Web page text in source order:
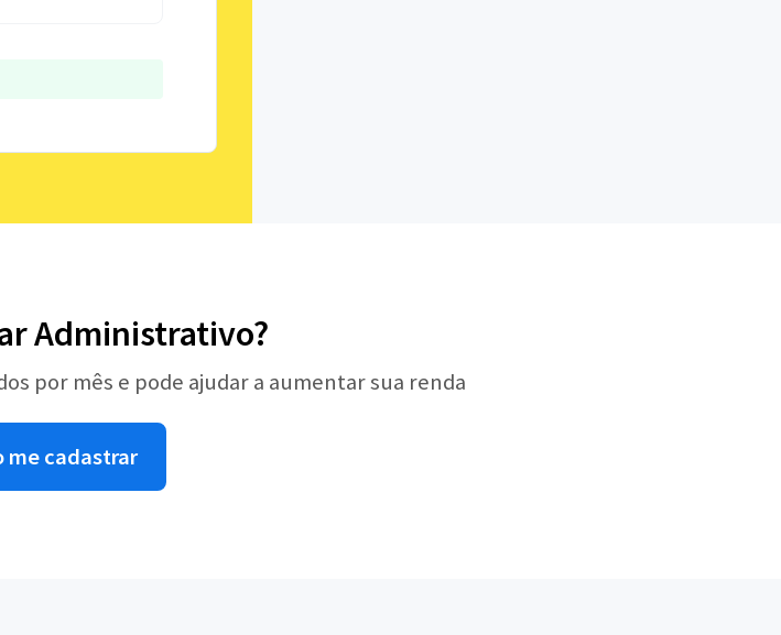
Administrativo?
por mês e pode ajudar a aumentar sua renda
me cadastrar